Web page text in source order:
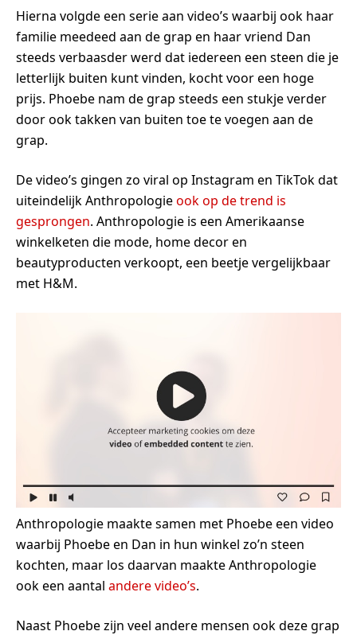
Hierna volgde een serie aan video’s waarbij ook haar
familie meedeed aan de grap en haar vriend Dan
steeds verbaasder werd dat iedereen een steen die je
letterlijk buiten kunt vinden, kocht voor een hoge
prijs. Phoebe nam de grap steeds een stukje verder
door ook takken van buiten toe te voegen aan de
grap.
De video’s gingen zo viral op Instagram en TikTok dat
uiteindelijk Anthropologieook op de trend is
gesprongen. Anthropologie is een Amerikaanse
winkelketen die mode, home decor en
beautyproducten verkoopt, een beetje vergelijkbaar
met H&M.
Anthropologie maakte samen met Phoebe een video
waarbij Phoebe en Dan in hun winkel zo’n steen
kochten, maar los daarvan maakte Anthropologie
ook een aantal andere video’s.
Naast Phoebe zijn veel andere mensen ook deze grap